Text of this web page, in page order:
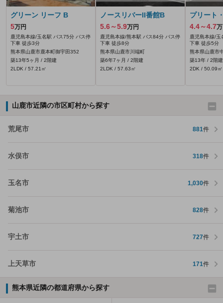
グリーン リーフ B
5万円
鹿児島本線/玉名駅 バス75分 バス停
下車 徒歩3分
熊本県山鹿市鹿本町御宇田352
築13年5ヶ月 / 2階建
2LDK / 57.21㎡
ノースリバーII番館B
5.6～5.9万円
鹿児島本線/熊本駅 バス84分 バス停
下車 徒歩8分
熊本県山鹿市川端町
築6年7ヶ月 / 2階建
2LDK / 57.63㎡
プリート
4.4～4.7
鹿児島本線/玉
下車 徒歩5分
熊本県山鹿市
築13年 / 2階建
2DK / 50.09㎡
山鹿市近隣の市区町村から探す
荒尾市 881件
水俣市 318件
玉名市 1,030件
菊池市 828件
宇土市 727件
上天草市 171件
熊本県近隣の都道府県から探す